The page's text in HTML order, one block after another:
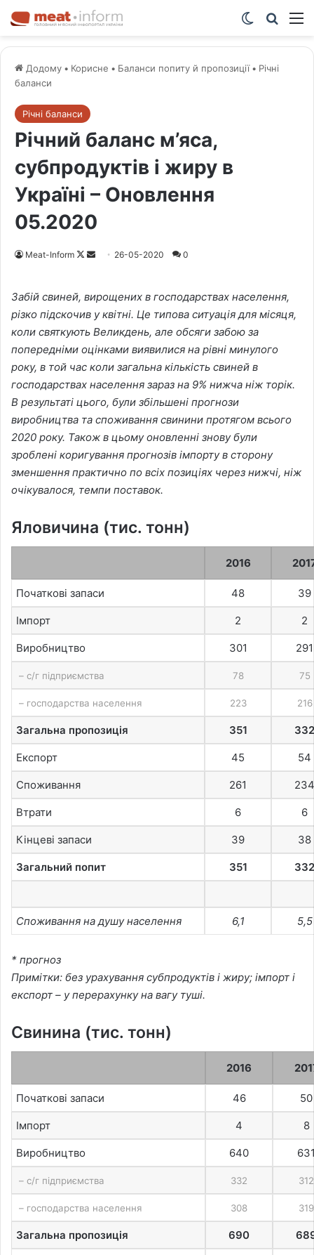
Switch skin
Додому • Корисне • Баланси попиту й пропозиції • Річні
баланси
Річні баланси
Річний баланс м’яса,
субпродуктів і жиру в
Україні – Оновлення
05.2020
Meat-Inform
F
w
o
n
X
d
a
n
e
m
a
i
l
26-05-2020 0
Забій свиней, вирощених в господарствах населення,
різко підскочив у квітні. Це типова ситуація для місяця,
коли святкують Великдень, але обсяги забою за
попередніми оцінками виявилися на рівні минулого
року, в той час коли загальна кількість свиней в
господарствах населення зараз на 9% нижча ніж торік.
В результаті цього, були збільшені прогнози
виробництва та споживання свинини протягом всього
2020 року. Також в цьому оновленні знову були
зроблені коригування прогнозів імпорту в сторону
зменшення практично по всіх позиціях через нижчі, ніж
очікувалося, темпи поставок.
Яловичина (тис. тонн)
2016
Початкові запаси 48 39
Імпорт 2 2
Виробництво 301 291
– с/г підприємства 78 75
– господарства населення 223 216
Загальна пропозиція 351 332
Експорт 45 54
Споживання 261 234
Втрати 6 6
Кінцеві запаси 39 38
Загальний попит 351 332
Споживання на душу населення 6,1 5,5
* прогноз
Примітки: без урахування субпродуктів і жиру; імпорт і
експорт – у перерахунку на вагу туші.
Свинина (тис. тонн)
2016
Початкові запаси 46 50
Імпорт 4 8
Виробництво 640
– с/г підприємства 332 312
– господарства населення 308 319
Загальна пропозиція 690